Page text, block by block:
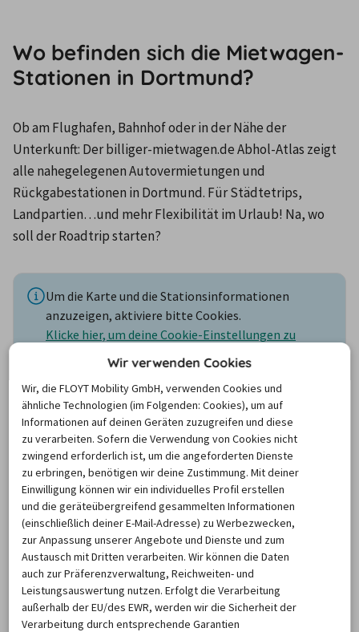
Wo befinden sich die Mietwagen-
Stationen in Dortmund?
Ob am Flughafen, Bahnhof oder in der Nähe der
Unterkunft: Der billiger-mietwagen.de Abhol-Atlas zeigt
alle nahegelegenen Autovermietungen und
Rückgabestationen in Dortmund. Für Städtetrips,
Landpartien…und mehr Flexibilität im Urlaub! Na, wo
soll der Roadtrip starten?
Um die Karte und die Stationsinformationen
anzuzeigen, aktiviere bitte Cookies.
Klicke hier, um deine Cookie-Einstellungen zu
BUCHUNG
Transporter mieten in Dortmund:
Günstig und unkompliziert
Viele Menschen brauchen im Alltag in der Ruhrstadt nicht
unbedingt ein Auto. Für besondere Gelegenheiten kannst
Du einfach einen Sprinter in Dortmund mieten und
Kunstwerke, Geräte, Möbel oder Instrumente an ihren
Wir verwenden Cookies
Wir, die FLOYT Mobility GmbH, verwenden Cookies und
ähnliche Technologien (im Folgenden: Cookies), um auf
Informationen auf deinen Geräten zuzugreifen und diese
zu verarbeiten. Sofern die Verwendung von Cookies nicht
zwingend erforderlich ist, um die angeforderten Dienste
zu erbringen, benötigen wir deine Zustimmung. Mit deiner
Einwilligung können wir ein individuelles Profil erstellen
und die geräteübergreifend gesammelten Informationen
(einschließlich deiner E-Mail-Adresse) zu Werbezwecken,
zur Anpassung unserer Angebote und Dienste und zum
Austausch mit Dritten verarbeiten. Wir können die Daten
auch zur Präferenzverwaltung, Reichweiten- und
Leistungsauswertung nutzen. Erfolgt die Verarbeitung
außerhalb der EU/des EWR, werden wir die Sicherheit der
Verarbeitung durch entsprechende Garantien